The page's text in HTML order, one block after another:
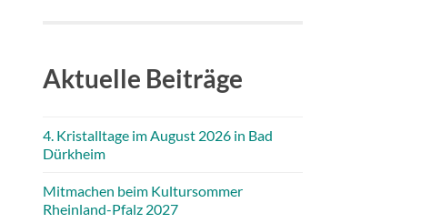
Aktuelle Beiträge
4. Kristalltage im August 2026 in Bad
Dürkheim
Mitmachen beim Kultursommer
Rheinland-Pfalz 2027